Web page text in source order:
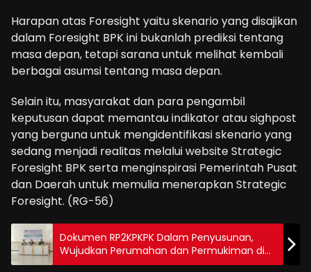
Harapan atas Foresight yaitu skenario yang disajikan
dalam Foresight BPK ini bukanlah prediksi tentang
masa depan, tetapi sarana untuk melihat kembali
berbagai asumsi tentang masa depan.
Selain itu, masyarakat dan para pengambil
keputusan dapat memantau indikator atau sighpost
yang berguna untuk mengidentifikasi skenario yang
sedang menjadi realitas melalui website Strategic
Foresight BPK serta menginspirasi Pemerintah Pusat
dan Daerah untuk memulia menerapkan Strategic
Foresight. (RG-56)
Dokumen RP2KPKPK Dalam Penyusunan,
Wujudkan Perumahan dan Permukiman di
Gorut Lebih Tertata